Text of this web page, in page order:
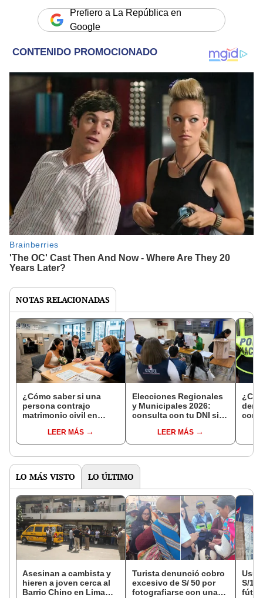
Prefiero a La República en
Google
NOTAS RELACIONADAS
¿Cómo saber si una
persona contrajo
matrimonio civil en
LEER MÁS
Elecciones Regionales
y Municipales 2026:
consulta con tu DNI si
de mesa para este 4 de
octubre en el link oficial
LEER MÁS
con
LO MÁS VISTO LO ÚLTIMO
Asesinan a cambista y
hieren a joven cerca al
Barrio Chino en Lima
Turista denunció cobro
excesivo de S/ 50 por
fotografiarse con una
S/